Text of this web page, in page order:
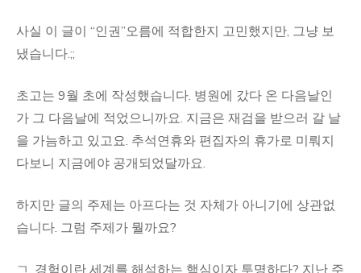
사실 이 글이 “인권”오름에 적합한지 고민했지만, 그냥 보
냈습니다.;;
초고는 9월 초에 작성했습니다. 병원에 갔다 온 다음날인
가 그 다음날에 적었으니까요. 지금은 재검을 받으러 갈 날
을 가늠하고 있고요. 추석연휴와 편집자의 휴가로 미뤄지
다보니 지금에야 공개되었달까요.
하지만 글의 주제는 아프다는 것 자체가 아니기에 상관없
습니다. 그럼 주제가 뭘까요?